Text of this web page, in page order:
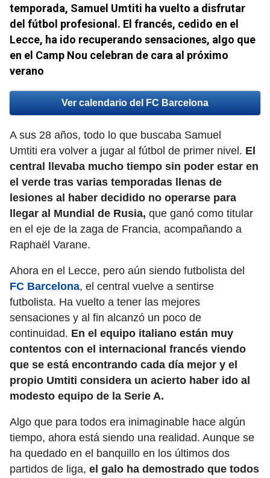
temporada, Samuel Umtiti ha vuelto a disfrutar
del fútbol profesional. El francés, cedido en el
Lecce, ha ido recuperando sensaciones, algo que
en el Camp Nou celebran de cara al próximo
verano
Ver calendario del FC Barcelona
A sus 28 años, todo lo que buscaba Samuel
Umtiti era volver a jugar al fútbol de primer nivel. El
central llevaba mucho tiempo sin poder estar en
el verde tras varias temporadas llenas de
lesiones al haber decidido no operarse para
llegar al Mundial de Rusia, que ganó como titular
en el eje de la zaga de Francia, acompañando a
Raphaël Varane.
Ahora en el Lecce, pero aún siendo futbolista del
FC Barcelona, el central vuelve a sentirse
futbolista. Ha vuelto a tener las mejores
sensaciones y al fin alcanzó un poco de
continuidad. En el equipo italiano están muy
contentos con el internacional francés viendo
que se está encontrando cada día mejor y el
propio Umtiti considera un acierto haber ido al
modesto equipo de la Serie A.
Algo que para todos era inimaginable hace algún
tiempo, ahora está siendo una realidad. Aunque se
ha quedado en el banquillo en los últimos dos
partidos de liga, el galo ha demostrado que todos